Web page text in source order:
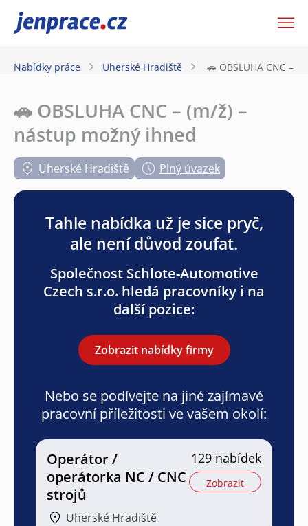
JenPráce.cz
Nabídky práce Uherské Hradiště 🚗 OBSLUHA CNC –
🚗 OBSLUHA CNC – (m/ž) –
nástup možný ihned
Uherské Hradiště Plný úvazek
Tahle nabídka už je sice pryč,
ale není důvod zoufat.
Společnost Schlote-Automotive
Czech s.r.o. hledá pracovníky i na
další pozice:
Zobrazit nabídky firmy
Nebo se podívejte na jiné zajímavé
pracovní příležitosti ve vašem okolí:
Operátor /
operátorka NC / CNC
strojů
Uherské Hradiště
129 nabídek
Zobrazit